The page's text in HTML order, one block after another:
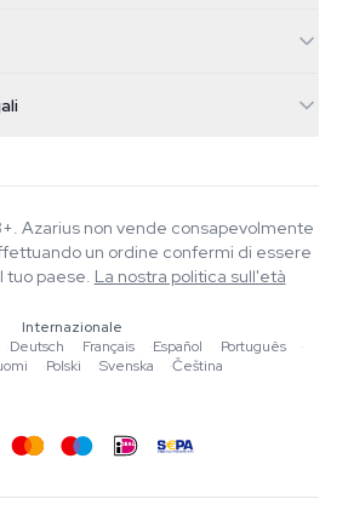
Azarius non vende consapevolmente
un ordine confermi di essere
tuo paese. La nostra politica sull'età
Internazionale
·Deutsch ·Français ·Español ·Português
·
·Polski ·Svenska ·Čeština